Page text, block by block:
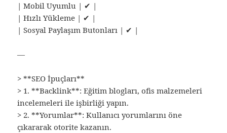
| Mobil Uyumlu | ✔ |
| Hızlı Yükleme | ✔ |
| Sosyal Paylaşım Butonları | ✔ |
—
> **SEO İpuçları**
> 1. **Backlink**: Eğitim blogları, ofis malzemeleri
incelemeleri ile işbirliği yapın.
> 2. **Yorumlar**: Kullanıcı yorumlarını öne
çıkararak otorite kazanın.